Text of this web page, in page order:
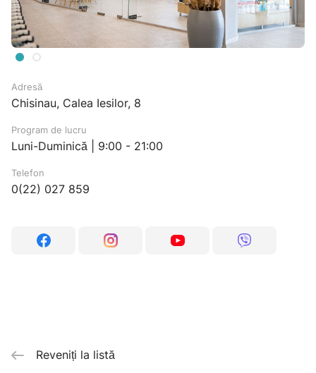
Adresă
Chisinau, Calea Iesilor, 8
Program de lucru
Luni-Duminică | 9:00 - 21:00
Telefon
0(22) 027 859
Reveniți la listă